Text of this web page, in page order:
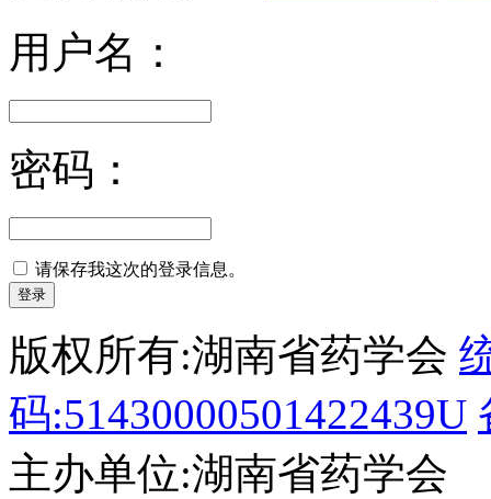
用户名：
密码：
请保存我这次的登录信息。
版权所有:湖南省药学会
码:51430000501422439U
主办单位:湖南省药学会